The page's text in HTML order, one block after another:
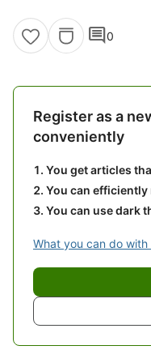
comment0
Register as a
conveniently
You get articles
You can
You can use dark
What you can do with